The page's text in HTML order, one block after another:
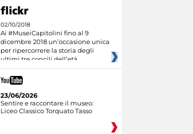
02/10/2018
Ai #MuseiCapitolini fino al 9
dicembre 2018 un’occasione unica
per ripercorrere la storia degli
ultimi tre concili dell’età
23/06/2026
Sentire e raccontare il museo:
Liceo Classico Torquato Tasso